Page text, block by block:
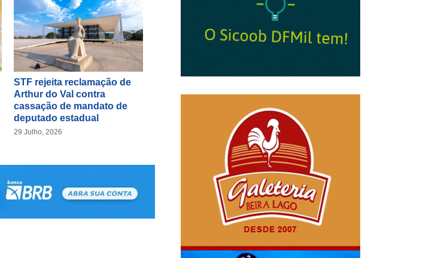
STF rejeita reclamação de
Arthur do Val contra
cassação de mandato de
deputado estadual
29 Julho, 2026